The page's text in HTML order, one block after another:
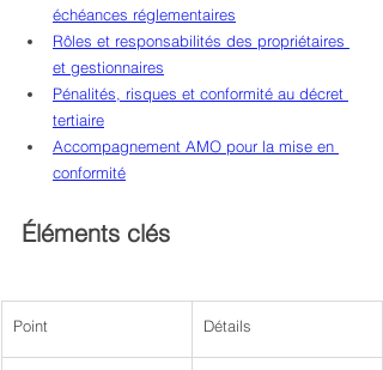
échéances réglementaires
Rôles et responsabilités des propriétaires
et gestionnaires
Pénalités, risques et conformité au décret
tertiaire
Accompagnement AMO pour la mise en
conformité
Éléments clés
Point Détails